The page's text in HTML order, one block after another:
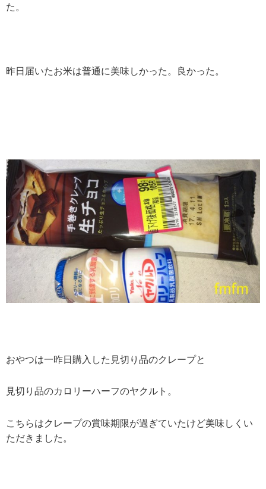
た。
昨日届いたお米は普通に美味しかった。良かった。
おやつは一昨日購入した見切り品のクレープと
見切り品のカロリーハーフのヤクルト。
こちらはクレープの賞味期限が過ぎていたけど美味しくい
ただきました。